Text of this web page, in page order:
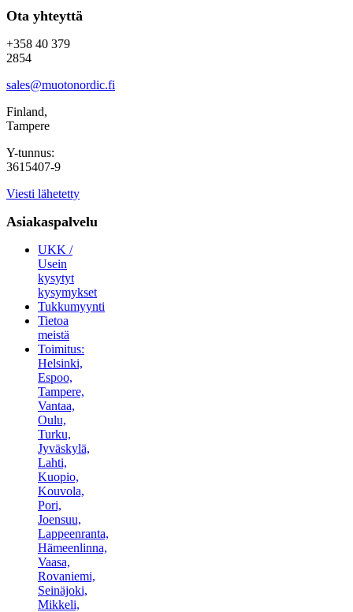
Ota yhteyttä
+358 40 379
2854
sales@muotonordic.fi
Finland,
Tampere
Y-tunnus:
3615407-9
Viesti lähetetty
Asiakaspalvelu
UKK /
Usein
kysytyt
kysymykset
Tukkumyynti
Tietoa
meistä
Toimitus:
Helsinki,
Espoo,
Tampere,
Vantaa,
Oulu,
Turku,
Jyväskylä,
Lahti,
Kuopio,
Kouvola,
Pori,
Joensuu,
Lappeenranta,
Hämeenlinna,
Vaasa,
Rovaniemi,
Seinäjoki,
Mikkeli,